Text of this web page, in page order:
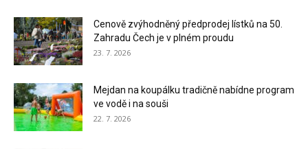
Cenově zvýhodněný předprodej lístků na 50.
Zahradu Čech je v plném proudu
23. 7. 2026
Mejdan na koupálku tradičně nabídne program
ve vodě i na souši
22. 7. 2026